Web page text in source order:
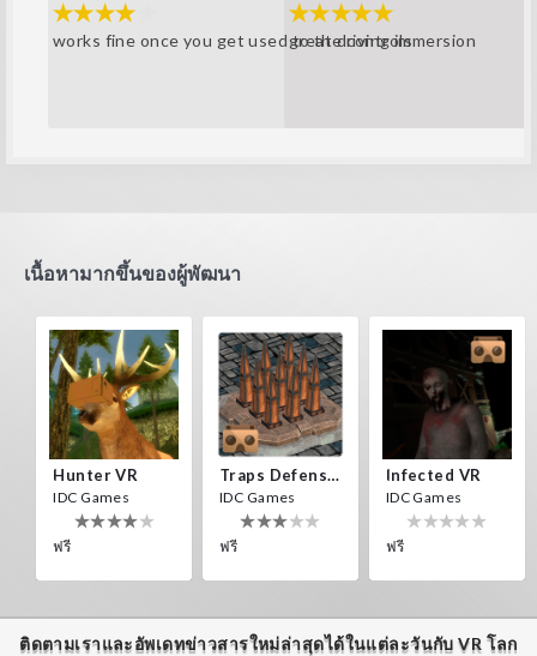
works fine once you get used to the controls
great driving immersion
เนื้อหามากขึ้นของผู้พัฒนา
Hunter VR
IDC Games
ฟรี
Traps Defense VR
IDC Games
ฟรี
Infected VR
IDC Games
ฟรี
ติดตามเราและอัพเดทข่าวสารใหม่ล่าสุดได้ในแต่ละวันกับ VR โลก